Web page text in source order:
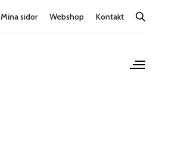
Mina sidor Webshop Kontakt